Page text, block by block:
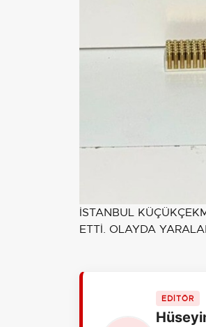
İSTANBUL
ETTİ. OLAYDA
EDİTÖR